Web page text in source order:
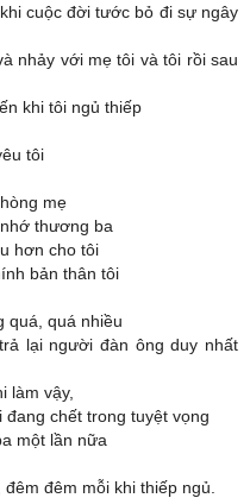
cuộc đời tước bỏ đi sự ngây
nhảy với mẹ tôi và tôi rồi sau
khi tôi ngủ thiếp
tôi
mẹ
thương ba
hơn cho tôi
bản thân tôi
quá, quá nhiều
lại người đàn ông duy nhất
làm vậy,
chết trong tuyệt vọng
một lần nữa
đêm mỗi khi thiếp ngủ.